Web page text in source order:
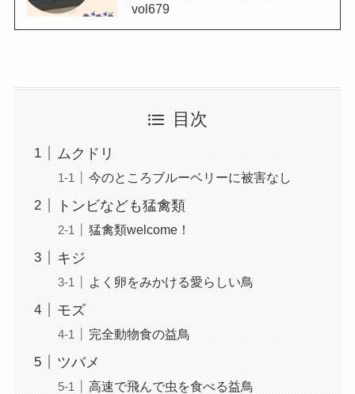
vol679
目次
ムクドリ
今のところブルーベリーに被害なし
トンビなども猛禽類
猛禽類welcome！
キジ
よく卵をみかける愛らしい鳥
モズ
完全動物食の益鳥
ツバメ
高速で飛んで虫を食べる益鳥